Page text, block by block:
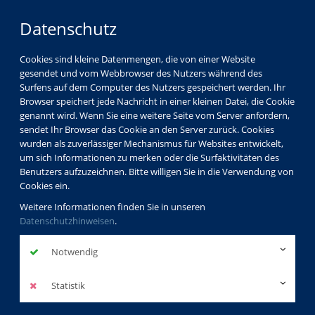
Datenschutz
Cookies sind kleine Datenmengen, die von einer Website
gesendet und vom Webbrowser des Nutzers während des
Surfens auf dem Computer des Nutzers gespeichert werden. Ihr
Browser speichert jede Nachricht in einer kleinen Datei, die Cookie
genannt wird. Wenn Sie eine weitere Seite vom Server anfordern,
sendet Ihr Browser das Cookie an den Server zurück. Cookies
wurden als zuverlässiger Mechanismus für Websites entwickelt,
um sich Informationen zu merken oder die Surfaktivitäten des
Benutzers aufzuzeichnen. Bitte willigen Sie in die Verwendung von
Cookies ein.
Weitere Informationen finden Sie in unseren
Datenschutzhinweisen.
Notwendig
Statistik